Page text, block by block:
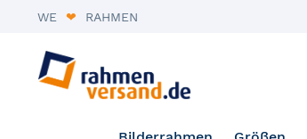
WE ❤ RAHMEN